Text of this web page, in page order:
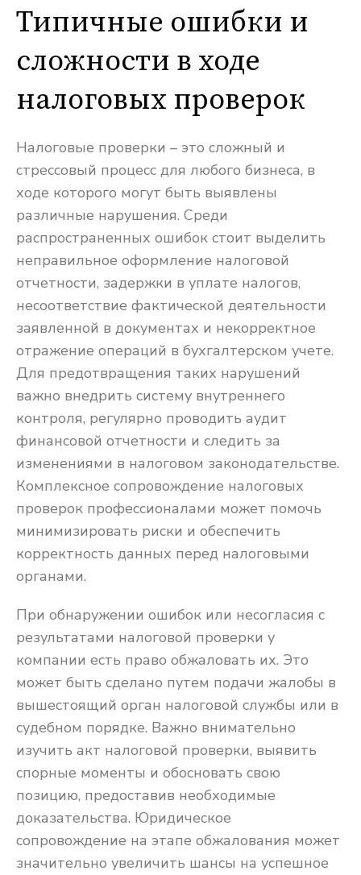
Типичные ошибки и
сложности в ходе
налоговых проверок
Налоговые проверки – это сложный и
стрессовый процесс для любого бизнеса, в
ходе которого могут быть выявлены
различные нарушения. Среди
распространенных ошибок стоит выделить
неправильное оформление налоговой
отчетности, задержки в уплате налогов,
несоответствие фактической деятельности
заявленной в документах и некорректное
отражение операций в бухгалтерском учете.
Для предотвращения таких нарушений
важно внедрить систему внутреннего
контроля, регулярно проводить аудит
финансовой отчетности и следить за
изменениями в налоговом законодательстве.
Комплексное сопровождение налоговых
проверок профессионалами может помочь
минимизировать риски и обеспечить
корректность данных перед налоговыми
органами.
При обнаружении ошибок или несогласия с
результатами налоговой проверки у
компании есть право обжаловать их. Это
может быть сделано путем подачи жалобы в
вышестоящий орган налоговой службы или в
судебном порядке. Важно внимательно
изучить акт налоговой проверки, выявить
спорные моменты и обосновать свою
позицию, предоставив необходимые
доказательства. Юридическое
сопровождение на этапе обжалования может
значительно увеличить шансы на успешное